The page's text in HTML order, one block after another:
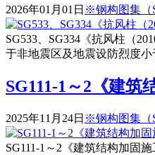
2026年01月01日 ※钢构图集（
SG533、SG334《抗风柱（
于非地震区及地震设防烈度
SG111-1～2《建筑
2025年11月24日 ※钢构图集（
SG111-1～2《建筑结构加固